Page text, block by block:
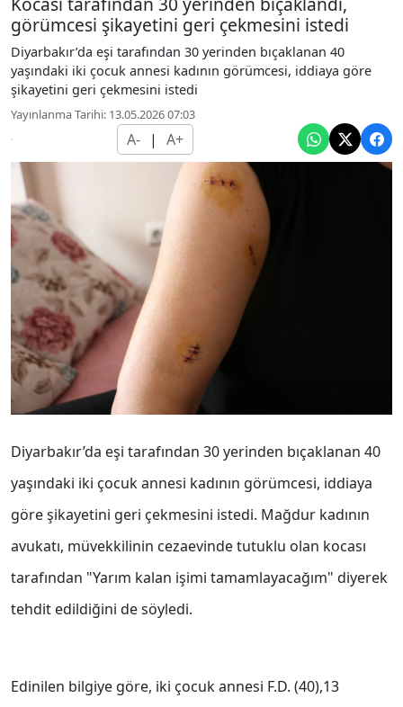
görümcesi şikayetini geri çekmesini istedi
Diyarbakır’da eşi tarafından 30 yerinden bıçaklanan 40
yaşındaki iki çocuk annesi kadının görümcesi, iddiaya göre
şikayetini geri çekmesini istedi
Yayınlanma Tarihi: 13.05.2026 07:03
A- | A+
Diyarbakır’da eşi tarafından 30 yerinden bıçaklanan 40
yaşındaki iki çocuk annesi kadının görümcesi, iddiaya
göre şikayetini geri çekmesini istedi. Mağdur kadının
avukatı, müvekkilinin cezaevinde tutuklu olan kocası
tarafından "Yarım kalan işimi tamamlayacağım" diyerek
tehdit edildiğini de söyledi.
Edinilen bilgiye göre, iki çocuk annesi F.D. (40),13